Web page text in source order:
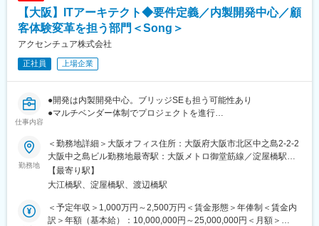
・金融業、流通業、製造業、エネルギー業、人材派遣業など各業
界での業務ノウハウが豊富な上、グローバル企業である利点を活
かし、中国大陸でのオフショア開発に豊富な経験と実績がありま
す。
引のインフラ設計および構築を行っていただきます。顧客管理、
問題解決を主体的に推進することを期待しております。
・プロジェクト例としては、「Azure Active Directoryの認証基盤
移行プロジェクト」などがあります。有名企業のプロジェクトに
■入社後について：
入社後は後輩育成もお任せ予定です。またご経験・希望に応じ
し、幅広くご活躍いただくことを期待しております。
■企業概要：
・グループ全体で10000名以上のスタッフが中国、米国、欧州、
は、常に業界をリードする技術革新とソリューションプロセスの
提供により多くの顧客から高い評価を得ています。
【大阪】ITアーキテクト◆要件定義／内製開発中心／顧
客体験変革を担う部門＜Song＞
アクセンチュア株式会社
正社員 上場企業
仕事内容
●開発は内製開発中心。ブリッジSEも担う可能性あり
●マルチベンダー体制でプロジェクトを進行
■Song部門について：
顧客体験価値向上のために、“どうしたら売れるのか”だけでな
く“どうしたら新しい顧客体験を提供できるのか”という点でサービ
ス設計／企画（ブランド戦略、顧客体験設計、マーケティング戦
略立案、キャンペーン企画・実行等）から考えるのがSong部門で
す。
勤務地
＜勤務地詳細＞大阪オフィス住所：大阪府大阪市北区中之島2-2-2
大阪中之島ビル勤務地最寄駅：大阪メトロ御堂筋線／淀屋橋駅受
動喫煙対策：屋内全面禁煙変更の範囲：会社の定める事業所（リ
モートワーク含む）
【最寄り駅】
大江橋駅、淀屋橋駅、渡辺橋駅
＜予定年収＞1,000万円～2,500万円＜賃金形態＞年俸制＜賃金内
訳＞年額（基本給）：10,000,000円～25,000,000円＜月額＞